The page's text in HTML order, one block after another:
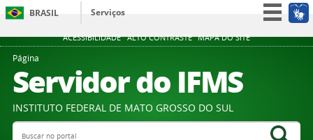
ACESSIBILIDADE ALTO CONTRASTE MAPA DO SITE
BRASIL
Serviços
Participe
Legislação
Canais
Página
Servidor do IFMS
INSTITUTO FEDERAL DE MATO GROSSO DO SUL
Buscar no portal